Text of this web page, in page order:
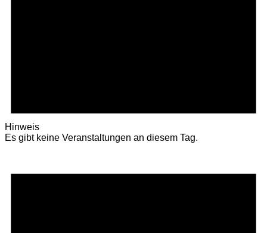
Hinweis
Es gibt keine Veranstaltungen an diesem Tag.